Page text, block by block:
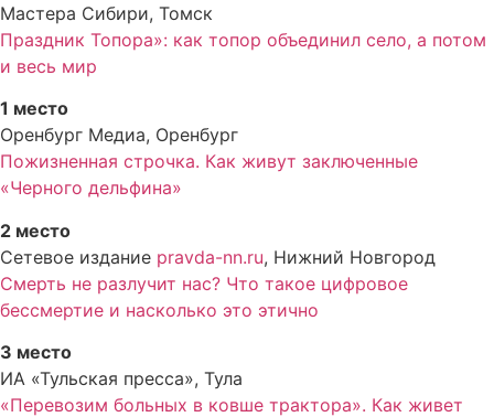
Мастера Сибири, Томск
Праздник Топора»: как топор объединил село, а потом
и весь мир
1 место
Оренбург Медиа, Оренбург
Пожизненная строчка. Как живут заключенные
«Черного дельфина»
2 место
Сетевое издание pravda-nn.ru, Нижний Новгород
Смерть не разлучит нас? Что такое цифровое
бессмертие и насколько это этично
3 место
ИА «Тульская пресса», Тула
«Перевозим больных в ковше трактора». Как живет